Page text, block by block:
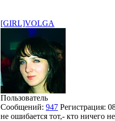
[GIRL]VOLGA
Пользователь
Сообщений: 947 Регистрация:
не ошибается тот,- кто ничего